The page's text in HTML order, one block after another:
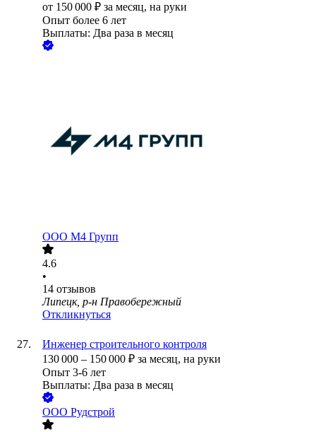
от 150 000 ₽ за месяц, на руки
Опыт более 6 лет
Выплаты: Два раза в месяц
ООО М4 Групп
4.6
•
14 отзывов
Липецк, р-н Правобережный
Откликнуться
Инженер строительного контроля
130 000 – 150 000 ₽ за месяц, на руки
Опыт 3-6 лет
Выплаты: Два раза в месяц
ООО Рудстрой